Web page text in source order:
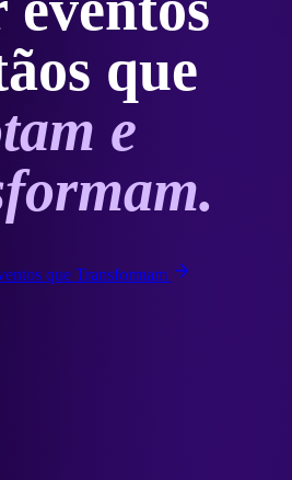
que
e
que Transformam